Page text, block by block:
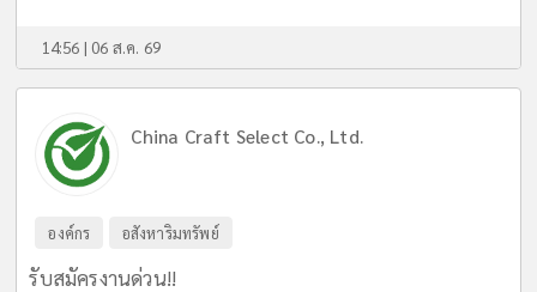
14:56 | 06 ส.ค. 69
China Craft Select Co., Ltd.
องค์กร อสังหาริมทรัพย์
รับสมัครงานด่วน!!